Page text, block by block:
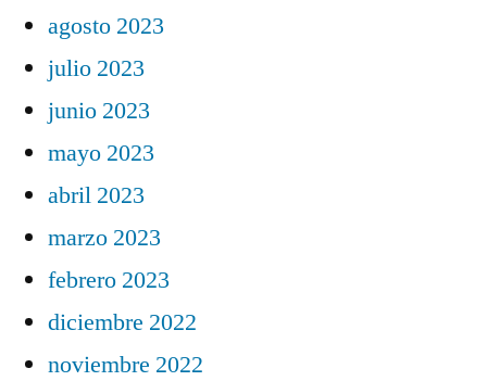
agosto 2023
julio 2023
junio 2023
mayo 2023
abril 2023
marzo 2023
febrero 2023
diciembre 2022
noviembre 2022